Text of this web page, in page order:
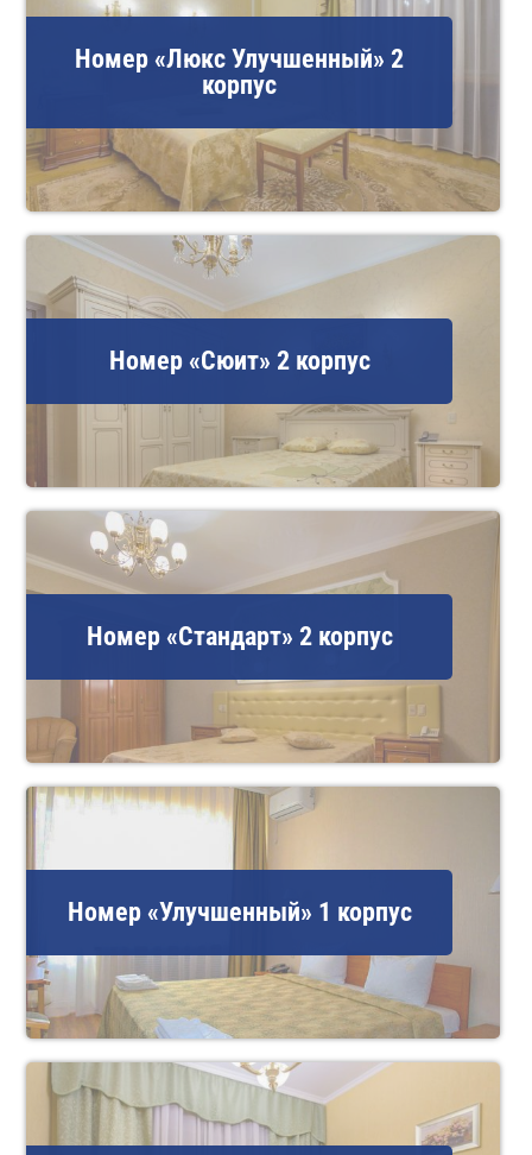
Номер «Люкс Улучшенный» 2
корпус
Номер «Сюит» 2 корпус
Номер «Стандарт» 2 корпус
Номер «Улучшенный» 1 корпус